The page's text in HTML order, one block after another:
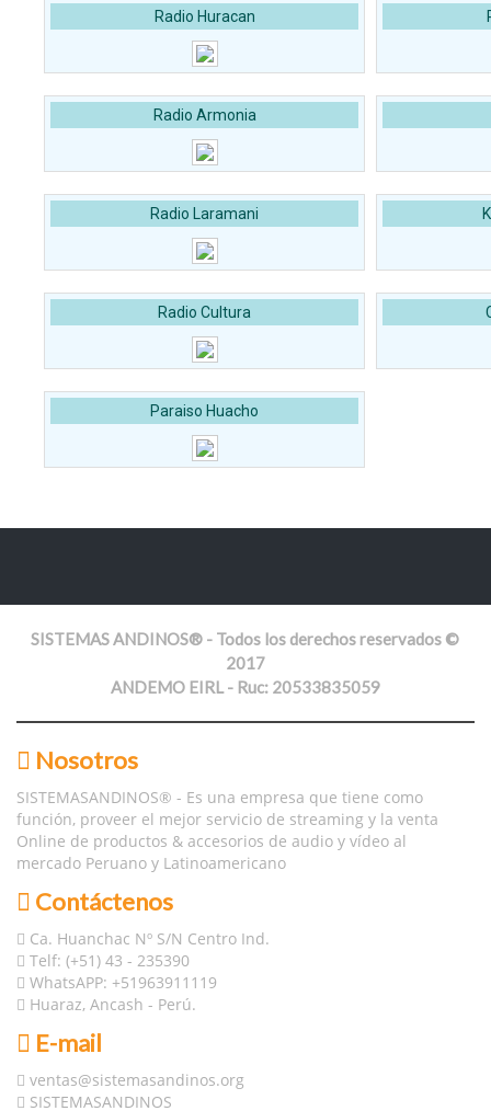
Radio Huracan
Radio Armonia
Radio Laramani
Radio Cultura
Paraiso Huacho
SISTEMAS ANDINOS® - Todos los derechos reservados ©
2017
ANDEMO EIRL - Ruc: 20533835059
Nosotros
SISTEMASANDINOS® - Es una empresa que tiene como
función, proveer el mejor servicio de streaming y la venta
Online de productos & accesorios de audio y vídeo al
mercado Peruano y Latinoamericano
Contáctenos
Ca. Huanchac Nº S/N Centro Ind.
Telf: (+51) 43 - 235390
WhatsAPP: +51963911119
Huaraz, Ancash - Perú.
E-mail
ventas@sistemasandinos.org
SISTEMASANDINOS